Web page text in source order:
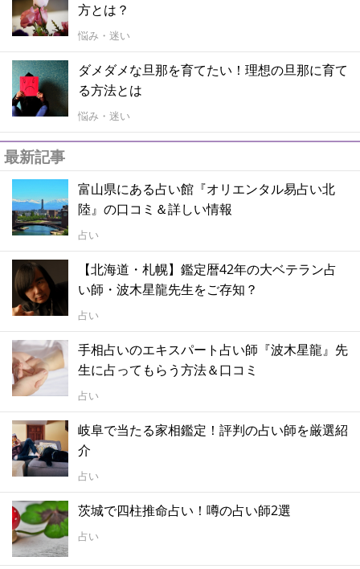
方とは？
悩み・迷い
ダメダメな旦那を育てたい！理想の旦那に育て
る方法とは
悩み・迷い
最新記事
富山県にある占い館『オリエンタル易占い北
陸』の口コミ＆詳しい情報
占い
【北海道・札幌】鑑定暦42年の大ベテラン占
い師・波木星龍先生をご存知？
占い
手相占いのエキスパート占い師『波木星龍』先
生に占ってもらう方法＆口コミ
占い
岐阜で当たる家相鑑定！評判の占い師を厳選紹
介
占い
茨城で四柱推命占い！噂の占い師2選
占い